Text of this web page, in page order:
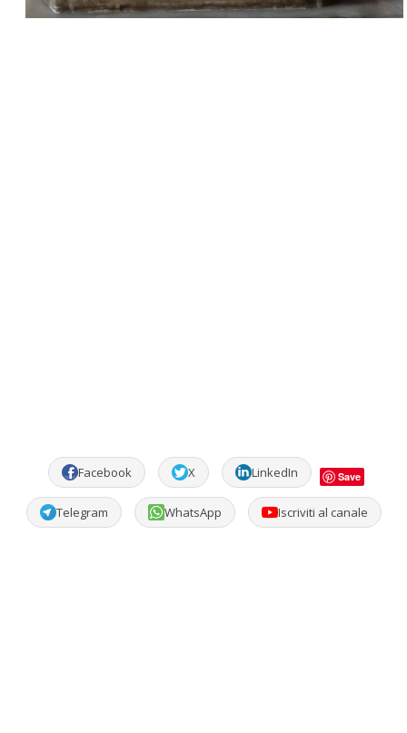
Facebook X LinkedIn Save
Telegram WhatsApp Iscriviti al canale